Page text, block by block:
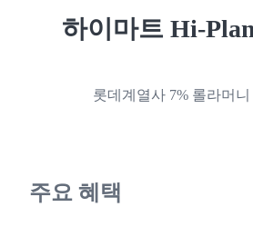
하이마트 Hi-
롯데계열사 7% 롤라머
주요 혜택